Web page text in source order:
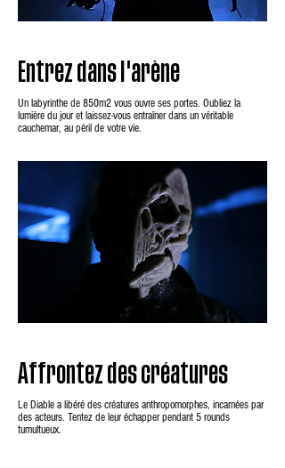
Entrez dans l'arène
Un labyrinthe de 850m2 vous ouvre ses portes. Oubliez la
lumière du jour et laissez-vous entraîner dans un véritable
cauchemar, au péril de votre vie.
Affrontez des créatures
Le Diable a libéré des créatures anthropomorphes, incarnées par
des acteurs. Tentez de leur échapper pendant 5 rounds
tumultueux.